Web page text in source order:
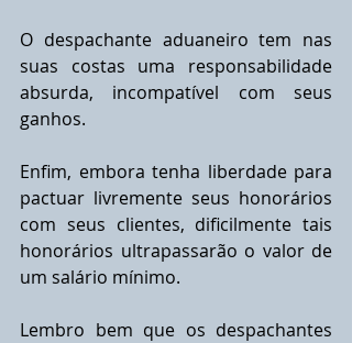
O despachante aduaneiro tem nas
suas costas uma responsabilidade
absurda, incompatível com seus
ganhos.
Enfim, embora tenha liberdade para
pactuar livremente seus honorários
com seus clientes, dificilmente tais
honorários ultrapassarão o valor de
um salário mínimo.
Lembro bem que os despachantes